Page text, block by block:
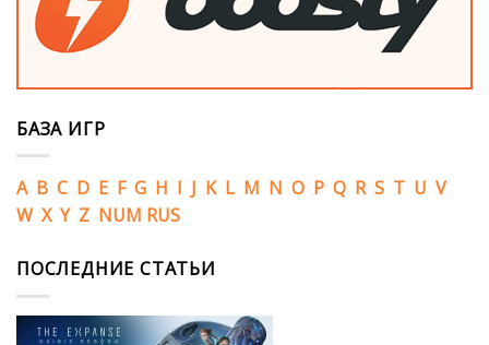
БАЗА ИГР
A B C D E F G H I J K L M N O P Q R S T U V
W X Y Z NUM RUS
ПОСЛЕДНИЕ СТАТЬИ